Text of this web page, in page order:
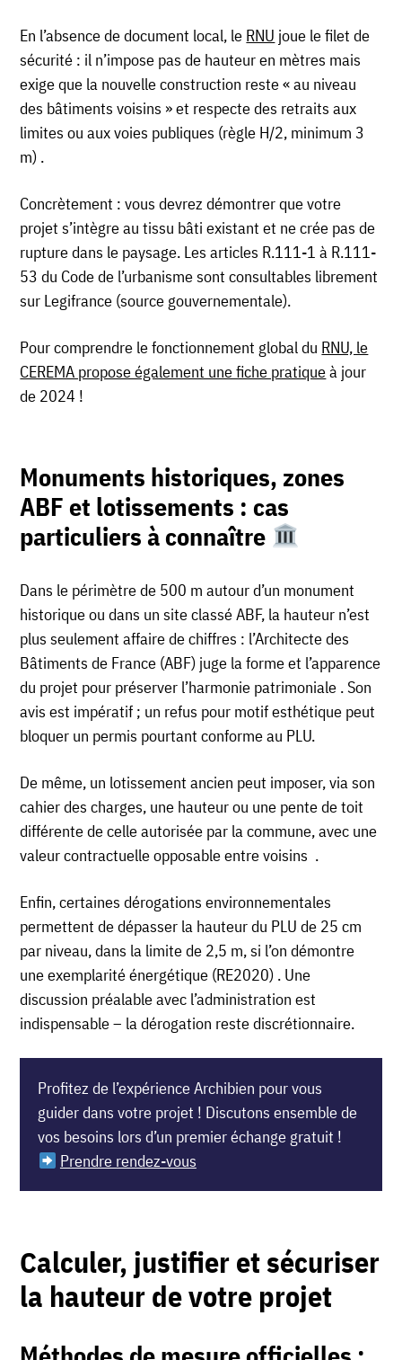
En l’absence de document local, le RNU joue le filet de
sécurité : il n’impose pas de hauteur en mètres mais
exige que la nouvelle construction reste « au niveau
des bâtiments voisins » et respecte des retraits aux
limites ou aux voies publiques (règle H/2, minimum 3
m) .
Concrètement : vous devrez démontrer que votre
projet s’intègre au tissu bâti existant et ne crée pas de
rupture dans le paysage. Les articles R.111-1 à R.111-
53 du Code de l’urbanisme sont consultables librement
sur Legifrance (source gouvernementale).
Pour comprendre le fonctionnement global du RNU, le
CEREMA propose également une fiche pratiqueà jour
de 2024 !
Monuments historiques, zones
ABF et lotissements : cas
particuliers à connaître
Dans le périmètre de 500 m autour d’un monument
historique ou dans un site classé ABF, la hauteur n’est
plus seulement affaire de chiffres : l’Architecte des
Bâtiments de France (ABF) juge la forme et l’apparence
du projet pour préserver l’harmonie patrimoniale . Son
avis est impératif ; un refus pour motif esthétique peut
bloquer un permis pourtant conforme au PLU.
De même, un lotissement ancien peut imposer, via son
cahier des charges, une hauteur ou une pente de toit
différente de celle autorisée par la commune, avec une
valeur contractuelle opposable entre voisins .
Enfin, certaines dérogations environnementales
permettent de dépasser la hauteur du PLU de 25 cm
par niveau, dans la limite de 2,5 m, si l’on démontre
une exemplarité énergétique (RE2020) . Une
discussion préalable avec l’administration est
indispensable – la dérogation reste discrétionnaire.
Profitez de l’expérience Archibien pour vous
guider dans votre projet ! Discutons ensemble de
vos besoins lors d’un premier échange gratuit !
Prendre rendez-vous
Calculer, justifier et sécuriser
la hauteur de votre projet